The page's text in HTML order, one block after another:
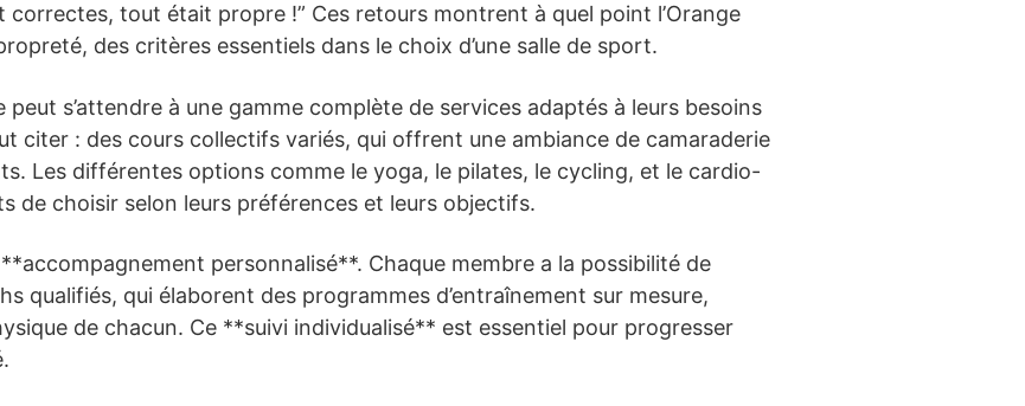
correctes, tout était propre !” Ces retours montrent à quel point l’Orange
des critères essentiels dans le choix d’une salle de sport.
peut s’attendre à une gamme complète de services adaptés à leurs besoins
citer : des cours collectifs variés, qui offrent une ambiance de camaraderie
Les différentes options comme le yoga, le pilates, le cycling, et le cardio-
de choisir selon leurs préférences et leurs objectifs.
personnalisé**. Chaque membre a la possibilité de
qualifiés, qui élaborent des programmes d’entraînement sur mesure,
de chacun. Ce **suivi individualisé** est essentiel pour progresser